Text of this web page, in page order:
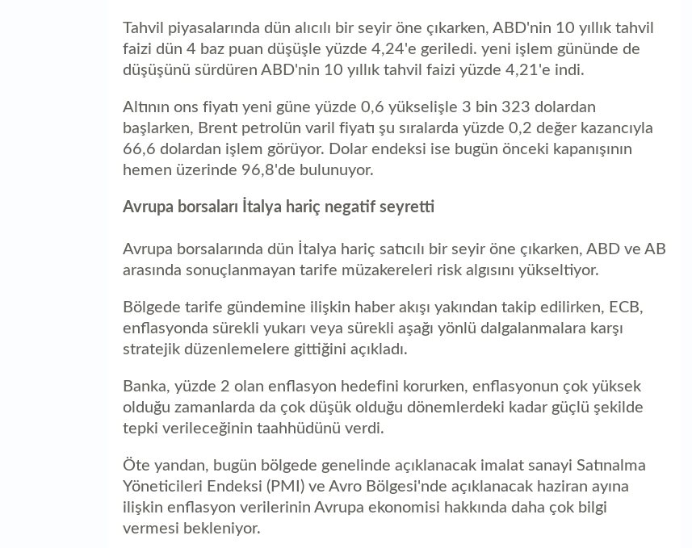
Tahvil piyasalarında dün alıcılı bir seyir öne çıkarken, ABD'nin 10 yıllık tahvil
faizi dün 4 baz puan düşüşle yüzde 4,24'e geriledi. yeni işlem gününde de
düşüşünü sürdüren ABD'nin 10 yıllık tahvil faizi yüzde 4,21'e indi.
Altının ons fiyatı yeni güne yüzde 0,6 yükselişle 3 bin 323 dolardan
başlarken, Brent petrolün varil fiyatı şu sıralarda yüzde 0,2 değer kazancıyla
66,6 dolardan işlem görüyor. Dolar endeksi ise bugün önceki kapanışının
hemen üzerinde 96,8'de bulunuyor.
Avrupa borsaları İtalya hariç negatif seyretti
Avrupa borsalarında dün İtalya hariç satıcılı bir seyir öne çıkarken, ABD ve AB
arasında sonuçlanmayan tarife müzakereleri risk algısını yükseltiyor.
Bölgede tarife gündemine ilişkin haber akışı yakından takip edilirken, ECB,
enflasyonda sürekli yukarı veya sürekli aşağı yönlü dalgalanmalara karşı
stratejik düzenlemelere gittiğini açıkladı.
Banka, yüzde 2 olan enflasyon hedefini korurken, enflasyonun çok yüksek
olduğu zamanlarda da çok düşük olduğu dönemlerdeki kadar güçlü şekilde
tepki verileceğinin taahhüdünü verdi.
Öte yandan, bugün bölgede genelinde açıklanacak imalat sanayi Satınalma
Yöneticileri Endeksi (PMI) ve Avro Bölgesi'nde açıklanacak haziran ayına
ilişkin enflasyon verilerinin Avrupa ekonomisi hakkında daha çok bilgi
vermesi bekleniyor.